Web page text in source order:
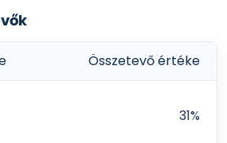
Összetevő értéke
31%